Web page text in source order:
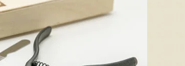
『株式会社 三幸』